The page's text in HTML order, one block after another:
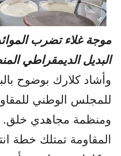
موجة غلاء تضرب
البديل الديمقراطي
وأشاد كلارك بوضوح
للمجلس الوطني
ومنظمة مجاهدي خلق.
المقاومة تمتلك خطة